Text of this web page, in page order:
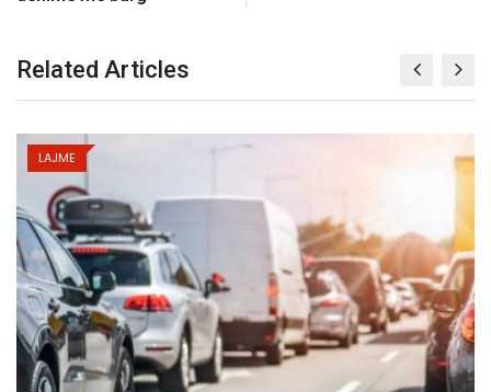
Related Articles
LAJME